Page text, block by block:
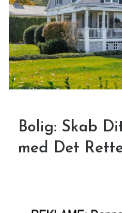
Bolig: Skab
med Det